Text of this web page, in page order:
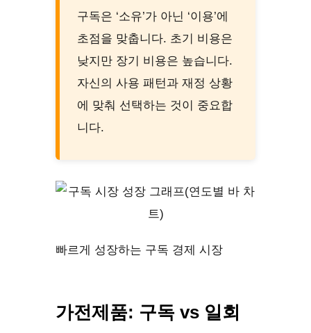
구독은 ‘소유’가 아닌 ‘이용’에
초점을 맞춥니다. 초기 비용은
낮지만 장기 비용은 높습니다.
자신의 사용 패턴과 재정 상황
에 맞춰 선택하는 것이 중요합
니다.
빠르게 성장하는 구독 경제 시장
가전제품: 구독 vs 일회